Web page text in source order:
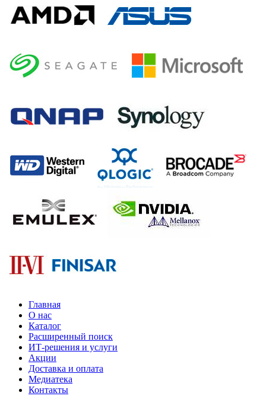
Главная
О нас
Каталог
Расширенный поиск
ИТ-решения и услуги
Акции
Доставка и оплата
Медиатека
Контакты